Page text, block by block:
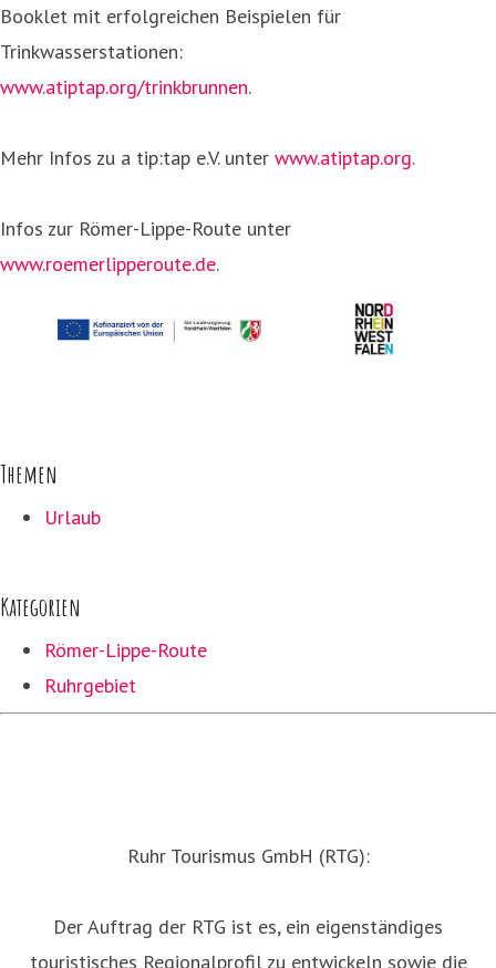
Booklet mit erfolgreichen Beispielen für
Trinkwasserstationen:
www.atiptap.org/trinkbrunnen.
Mehr Infos zu a tip:tap e.V. unter www.atiptap.org.
Infos zur Römer-Lippe-Route unter
www.roemerlipperoute.de.
Themen
Urlaub
Kategorien
Römer-Lippe-Route
Ruhrgebiet
Ruhr Tourismus GmbH (RTG):
Der Auftrag der RTG ist es, ein eigenständiges
touristisches Regionalprofil zu entwickeln sowie die